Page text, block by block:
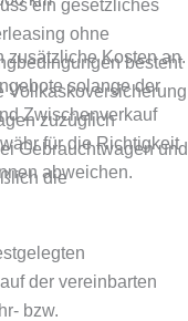
zusätzliche Kosten an.
solange der
Zwischenverkauf
für die Richtigkeit
abweichen.
ein gesetzliches
ohne
besteht
Vollkaskoversicherung
zuzüglich
Gebrauchtwagen und
die
der vereinbarten
bzw.